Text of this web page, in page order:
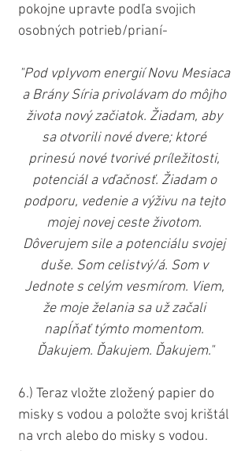
pokojne upravte podľa svojich
osobných potrieb/prianí-
"Pod vplyvom energií Novu Mesiaca
a Brány Síria privolávam do môjho
života nový začiatok. Žiadam, aby
sa otvorili nové dvere; ktoré
prinesú nové tvorivé príležitosti,
potenciál a vďačnosť. Žiadam o
podporu, vedenie a výživu na tejto
mojej novej ceste životom.
Dôverujem sile a potenciálu svojej
duše. Som celistvý/á. Som v
Jednote s celým vesmírom. Viem,
že moje želania sa už začali
napĺňať týmto momentom.
Ďakujem. Ďakujem. Ďakujem."
6.) Teraz vložte zložený papier do
misky s vodou a položte svoj krištál
na vrch alebo do misky s vodou.